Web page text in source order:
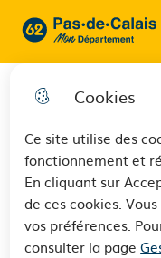
Cookies
Ce site utilise des
fonctionnement et
En cliquant sur
de ces cookies.
vos préférences.
consulter la page
62 - Pas-de-Calais
étranger